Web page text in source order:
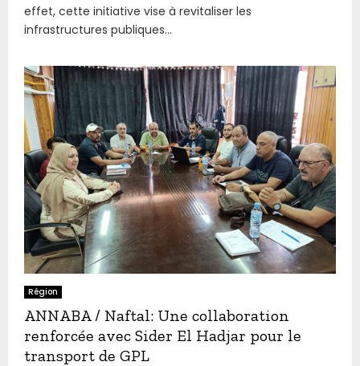
effet, cette initiative vise à revitaliser les
infrastructures publiques...
Région
ANNABA / Naftal: Une collaboration
renforcée avec Sider El Hadjar pour le
transport de GPL